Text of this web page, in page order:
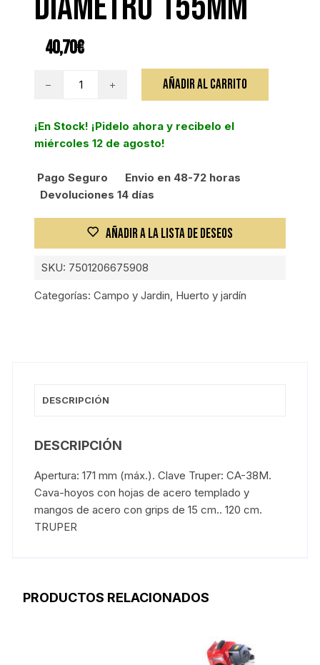
40,70€
CAVA
DE
ACERO
155MM
cantidad
AÑADIR AL CARRITO
¡En Stock! ¡Pidelo ahora y recibelo el
miércoles 12 de agosto!
Pago Seguro
Envio en 48-72 horas
Devoluciones 14 días
AÑADIR A LA LISTA DE DESEOS
SKU: 7501206675908
Categorías:Campo y Jardin, Huerto y jardín
DESCRIPCIÓN
DESCRIPCIÓN
Apertura: 171 mm (máx.). Clave Truper: CA-38M.
Cava-hoyos con hojas de acero templado y
mangos de acero con grips de 15 cm.. 120 cm.
TRUPER
PRODUCTOS RELACIONADOS